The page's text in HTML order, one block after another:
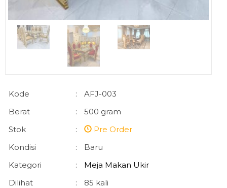
Kode :
AFJ-003
Berat
:
500 gram
Stok
:
Pre Order
Kondisi
:
Baru
Kategori
:
Meja Makan Ukir
Dilihat
:
85 kali